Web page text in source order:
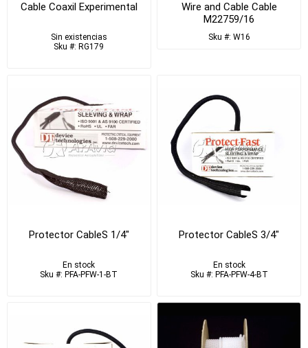
Cable Coaxil Experimental
Sin existencias
Sku #: RG179
Wire and Cable Cable
M22759/16
Sku #: W16
Protector CableS 1/4"
En stock
Sku #: PFA-PFW-1-BT
Protector CableS 3/4"
En stock
Sku #: PFA-PFW-4-BT